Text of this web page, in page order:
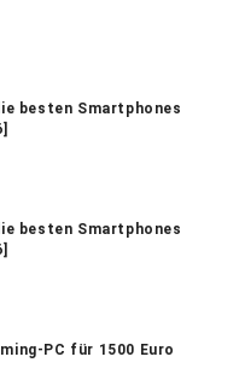
besten Smartphones
besten Smartphones
PC für 1500 Euro